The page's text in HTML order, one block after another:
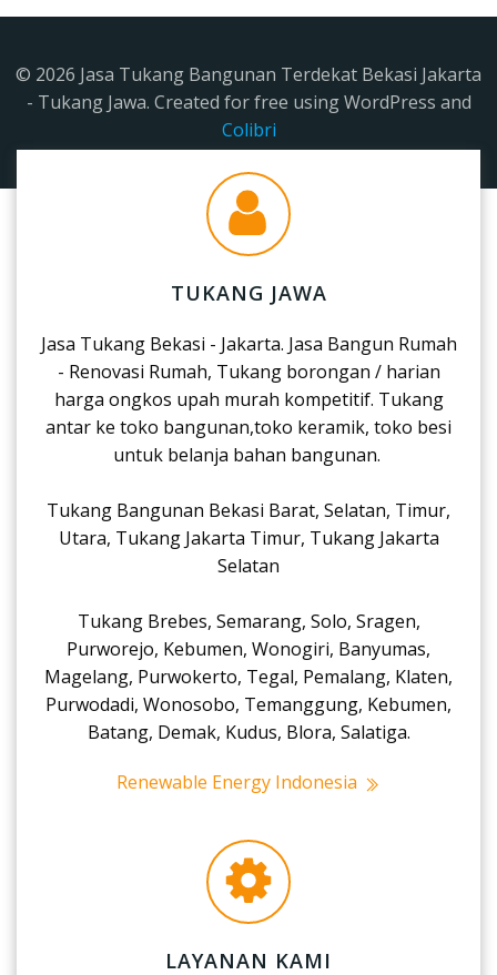
© 2026 Jasa Tukang Bangunan Terdekat Bekasi Jakarta
- Tukang Jawa. Created for free using WordPress and
Colibri
TUKANG JAWA
Jasa Tukang Bekasi - Jakarta. Jasa Bangun Rumah
- Renovasi Rumah, Tukang borongan / harian
harga ongkos upah murah kompetitif. Tukang
antar ke toko bangunan,toko keramik, toko besi
untuk belanja bahan bangunan.
Tukang Bangunan Bekasi Barat, Selatan, Timur,
Utara, Tukang Jakarta Timur, Tukang Jakarta
Selatan
Tukang Brebes, Semarang, Solo, Sragen,
Purworejo, Kebumen, Wonogiri, Banyumas,
Magelang, Purwokerto, Tegal, Pemalang, Klaten,
Purwodadi, Wonosobo, Temanggung, Kebumen,
Batang, Demak, Kudus, Blora, Salatiga.
Renewable Energy Indonesia
LAYANAN KAMI